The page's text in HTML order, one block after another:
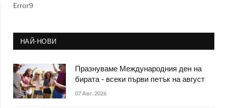
Error9
НАЙ-НОВИ
Празнуваме Международния ден на
бирата - всеки първи петък на август
07 Авг. 2026